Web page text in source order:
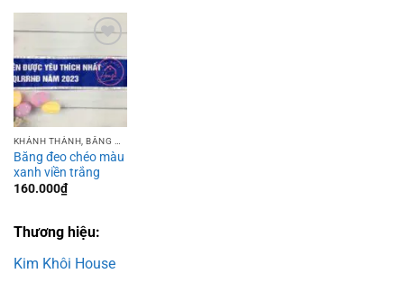
Add to
wishlist
Băng đeo chéo màu
xanh viền trắng
160.000₫
Thương hiệu:
Kim Khôi House